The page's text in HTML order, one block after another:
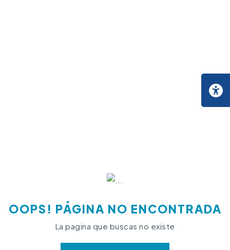
OOPS! PÁGINA NO ENCONTRADA
La pagina que buscas no existe